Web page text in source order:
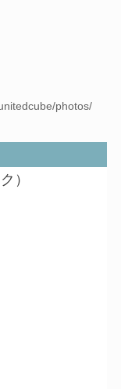
photos/
）